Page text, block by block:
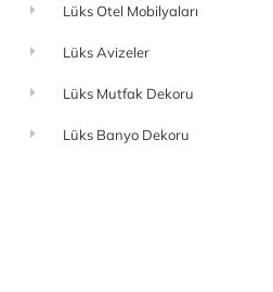
Lüks Otel Mobilyaları
Lüks Avizeler
Lüks Mutfak Dekoru
Lüks Banyo Dekoru